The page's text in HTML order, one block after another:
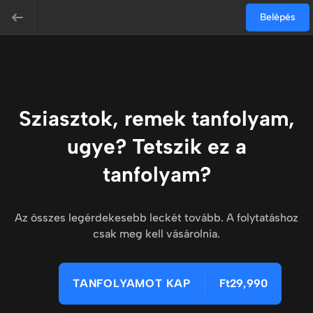
Belépés
Sziasztok, remek tanfolyam,
ugye? Tetszik ez a
tanfolyam?
Az összes legérdekesebb leckét tovább. A folytatáshoz
csak meg kell vásárolnia.
TANFOLYAMOT KAP Ft29,990